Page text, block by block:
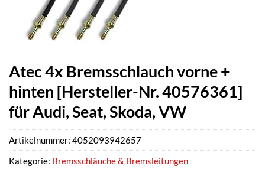
Atec 4x Bremsschlauch vorne +
hinten [Hersteller-Nr. 40576361]
für Audi, Seat, Skoda, VW
Artikelnummer: 4052093942657
Kategorie: Bremsschläuche & Bremsleitungen